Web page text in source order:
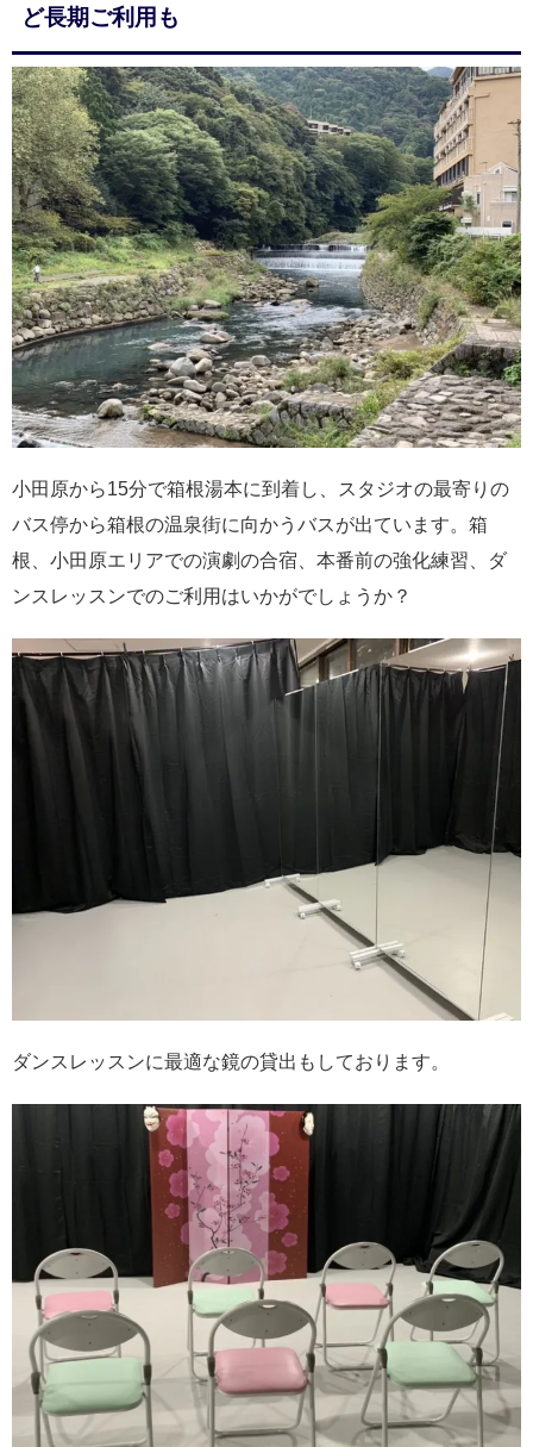
ど長期ご利用も
小田原から15分で箱根湯本に到着し、スタジオの最寄りの
バス停から箱根の温泉街に向かうバスが出ています。箱
根、小田原エリアでの演劇の合宿、本番前の強化練習、ダ
ンスレッスンでのご利用はいかがでしょうか？
ダンスレッスンに最適な鏡の貸出もしております。